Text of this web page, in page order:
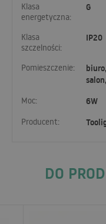
Klasa
energetyczna:
G
Klasa
szczelności:
IP20
Pomieszczenie:
Moc: 6W
Producent:
DO